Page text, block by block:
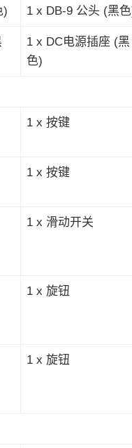
) 1 x DB-9 公头 (黑
1 x DC电源插座 (黑
色)
1 x 按键
1 x 按键
1 x 滑动开关
1 x 旋钮
1 x 旋钮